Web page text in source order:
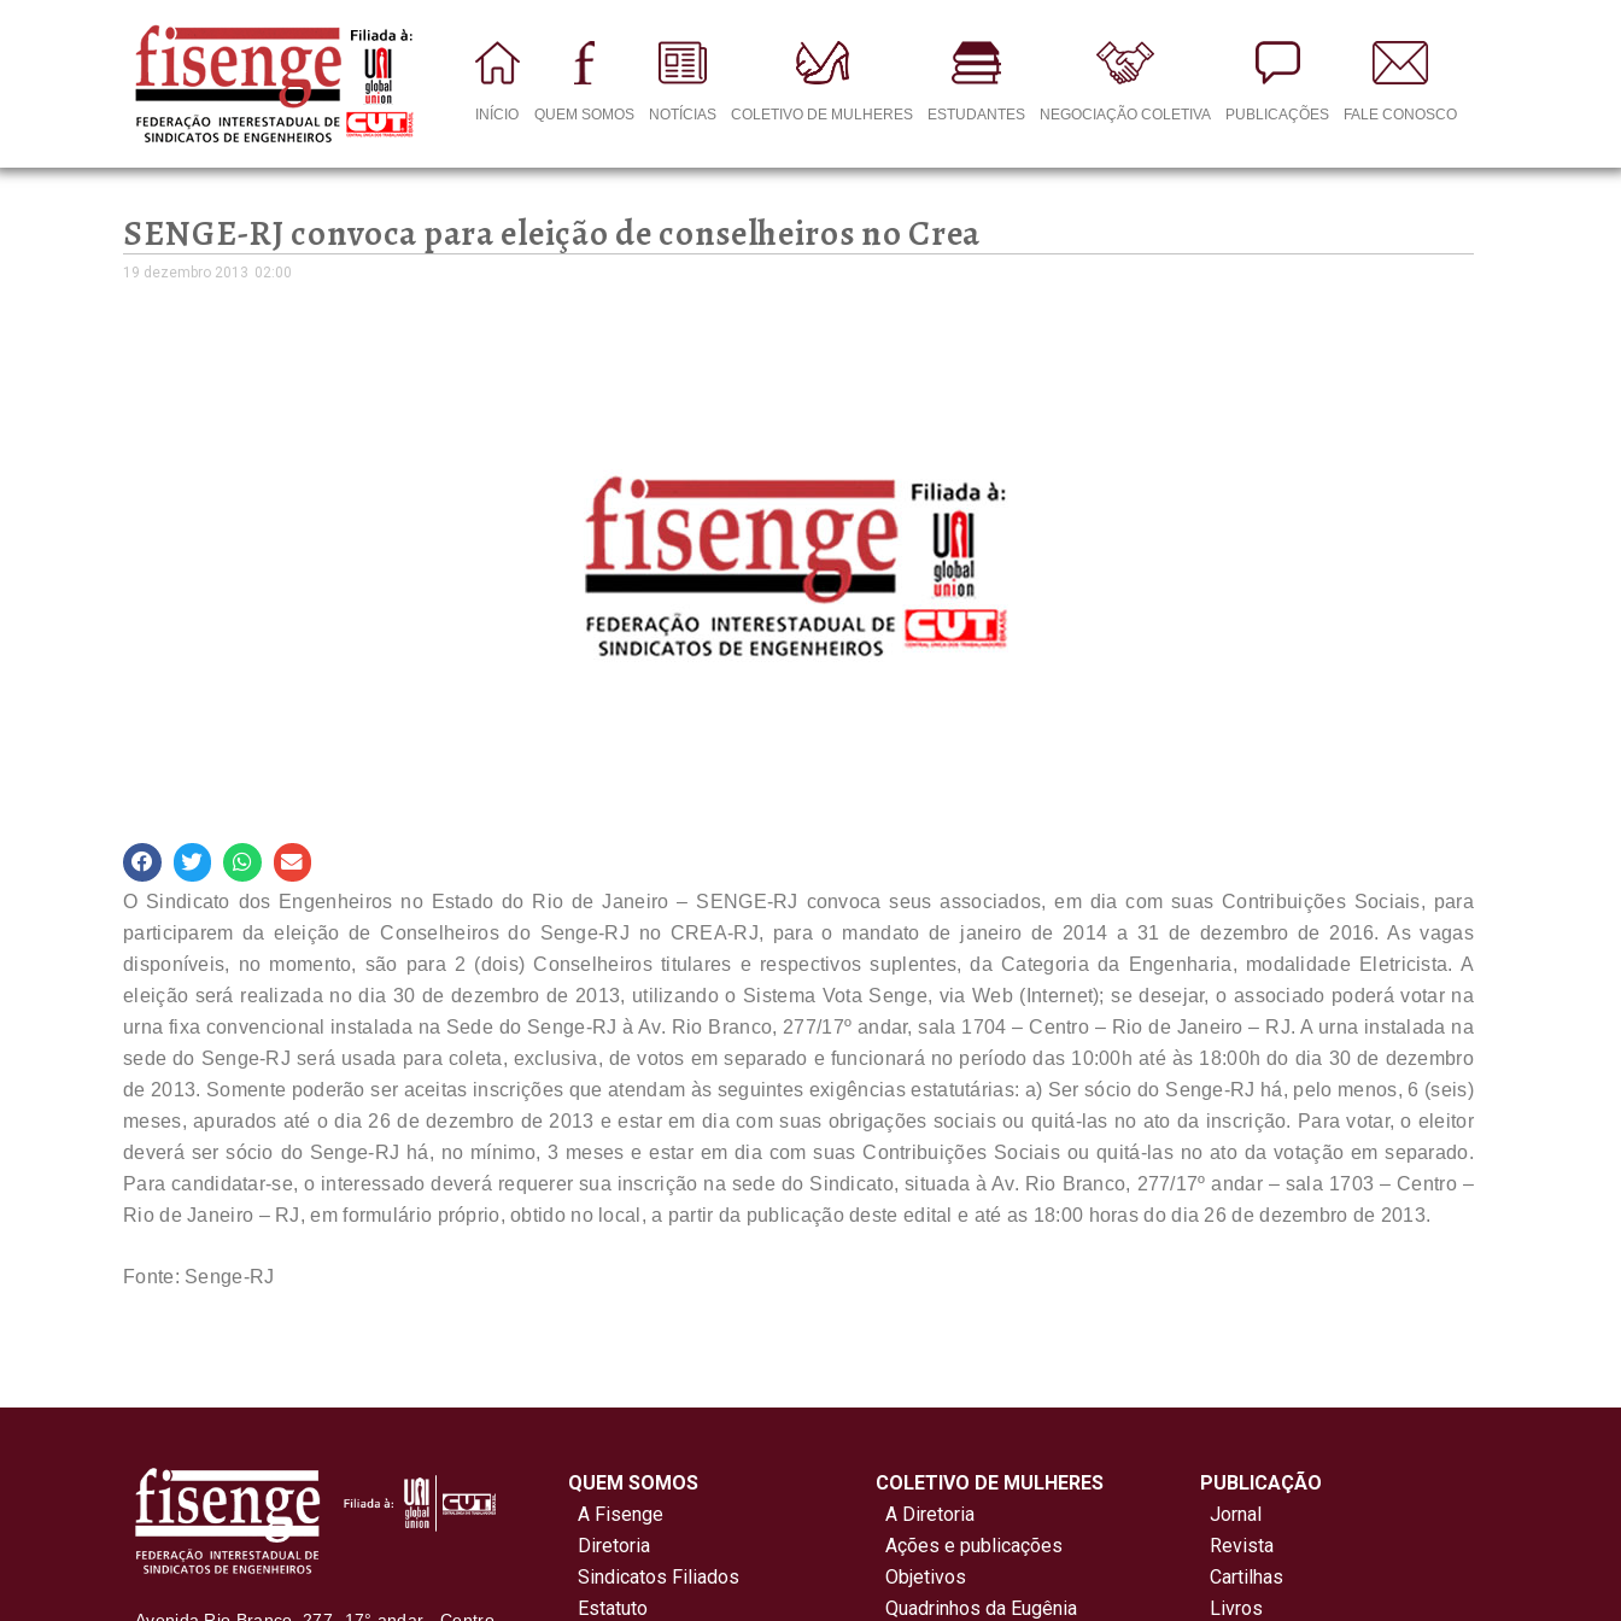
INÍCIO QUEM SOMOS NOTÍCIAS COLETIVO DE MULHERES ESTUDANTES NEGOCIAÇÃO COLETIVA PUBLICAÇÕES FALE CONOSCO
SENGE-RJ convoca para eleição de conselheiros no Crea
19 dezembro 2013 02:00
O Sindicato dos Engenheiros no Estado do Rio de Janeiro – SENGE-RJ convoca seus associados, em dia com suas Contribuições Sociais, para
participarem da eleição de Conselheiros do Senge-RJ no CREA-RJ, para o mandato de janeiro de 2014 a 31 de dezembro de 2016. As vagas
disponíveis, no momento, são para 2 (dois) Conselheiros titulares e respectivos suplentes, da Categoria da Engenharia, modalidade Eletricista. A
eleição será realizada no dia 30 de dezembro de 2013, utilizando o Sistema Vota Senge, via Web (Internet); se desejar, o associado poderá votar na
urna fixa convencional instalada na Sede do Senge-RJ à Av. Rio Branco, 277/17º andar, sala 1704 – Centro – Rio de Janeiro – RJ. A urna instalada na
sede do Senge-RJ será usada para coleta, exclusiva, de votos em separado e funcionará no período das 10:00h até às 18:00h do dia 30 de dezembro
de 2013. Somente poderão ser aceitas inscrições que atendam às seguintes exigências estatutárias: a) Ser sócio do Senge-RJ há, pelo menos, 6 (seis)
meses, apurados até o dia 26 de dezembro de 2013 e estar em dia com suas obrigações sociais ou quitá-las no ato da inscrição. Para votar, o eleitor
deverá ser sócio do Senge-RJ há, no mínimo, 3 meses e estar em dia com suas Contribuições Sociais ou quitá-las no ato da votação em separado.
Para candidatar-se, o interessado deverá requerer sua inscrição na sede do Sindicato, situada à Av. Rio Branco, 277/17º andar – sala 1703 – Centro –
Rio de Janeiro – RJ, em formulário próprio, obtido no local, a partir da publicação deste edital e até as 18:00 horas do dia 26 de dezembro de 2013.
Fonte: Senge-RJ
QUEM SOMOS
A Fisenge
Diretoria
Sindicatos Filiados
Estatuto
COLETIVO DE MULHERES
A Diretoria
Ações e publicações
Objetivos
Quadrinhos da Eugênia
PUBLICAÇÃO
Jornal
Revista
Cartilhas
Livros